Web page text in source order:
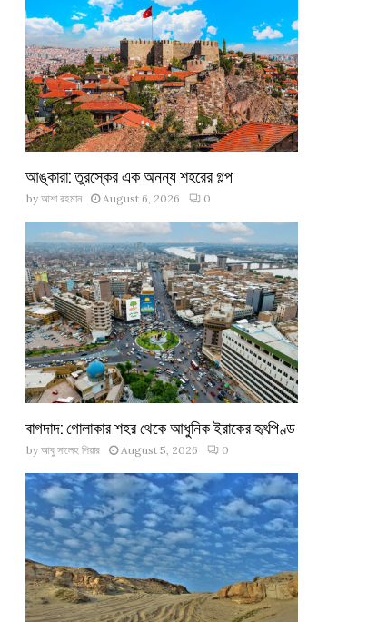
আঙ্কারা: তুরস্কের এক অনন্য শহরের গল্প
by আশা রহমান August 6, 2026 0
বাগদাদ: গোলাকার শহর থেকে আধুনিক ইরাকের হৃৎপিণ্ড
by আবু সালেহ পিয়ার August 5, 2026 0